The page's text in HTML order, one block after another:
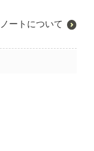
ートについて